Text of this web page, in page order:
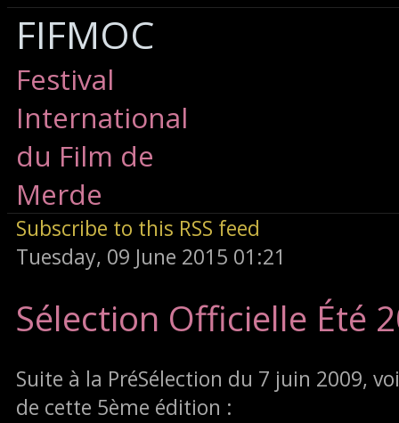
FIFMOC
Festival
International
du Film de
Merde
Subscribe to this RSS feed
Tuesday, 09 June 2015 01:21
Sélection Officielle Été
Suite à la PréSélection du 7 juin 2009,
de cette 5ème édition :